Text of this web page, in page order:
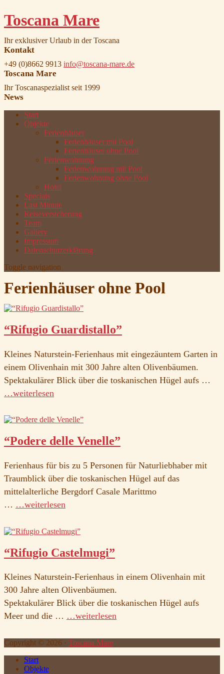
Toscana Mare
Ihr exklusiver Urlaub in der Toscana
Kontakt
+49 (0)8662 9913 info@toscana-mare.de
Toscana Mare
Ihr Toscanaspezialist seit 1999
News
Start
Objekte
Ferienhäuser
Ferienhäuser mit Pool
Ferienhäuser ohne Pool
Ferienwohnung
Ferienwohnung mit Pool
Ferienwohnung ohne Pool
Hotel
Specials
Last Minute
Reiseversicherung
Team
Gallery
Impressum
Datenschutzerklärung
Toggle navigation
Ferienhäuser ohne Pool
“Rifugio Guardistallo”
Kleines Naturstein-Ferienhaus mit eingezäuntem Garten in
einem Olivenhain mit 300 Jahre alten Olivenbäumen.
Spektakulärer Blick über die toskanischen Hügel aufs …
…weiterlesen
“Podere delle Venelle”
Ferienhaus für bis zu 5 Personen für Naturliebhaber mit
Traumblick über die toskanischen Hügel auf das
mittelalterliche Bergdorf Casale Marittmo
… …weiterlesen
“Rifugio Castelmugi”
Kleines Naturstein-Ferienhaus in einem Olivenhain mit
300 Jahre alten Olivenbäumen.
Spektakulärer Blick über die toskanischen Hügel aufs
Meer und die … …weiterlesen
Copyright © 2026 · Toscana Mare
Start
Objekte